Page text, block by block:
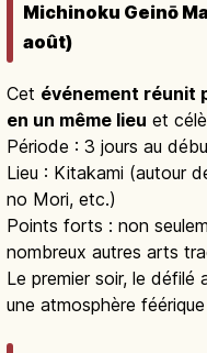
Michinoku Geinō
août)
Cet événement réunit
en un même lieu et
Période : 3 jours au
Lieu : Kitakami (autour
no Mori, etc.)
Points forts : non
nombreux autres arts
Le premier soir, le
une atmosphère féérique